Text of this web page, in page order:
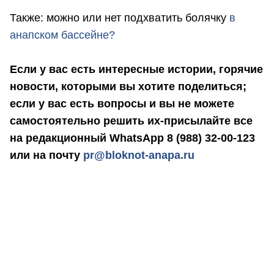
Также: можно или нет подхватить болячку в
анапском бассейне?
Если у вас есть интересные истории, горячие
новости, которыми вы хотите поделиться;
если у вас есть вопросы и вы не можете
самостоятельно решить их-присылайте все
на редакционный WhatsApp 8 (988) 32-00-123
или на почту pr@bloknot-anapa.ru